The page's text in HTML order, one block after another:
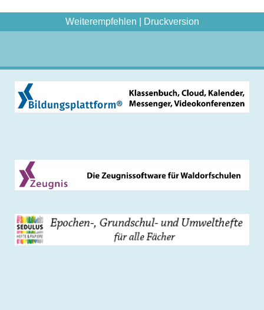
Weiterempfehlen Druckversion